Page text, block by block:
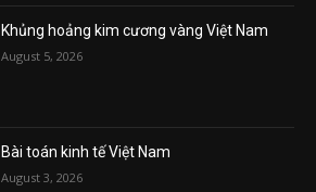
Khủng hoảng kim cương vàng Việt Nam
August 5, 2026
Bài toán kinh tế Việt Nam
August 3, 2026